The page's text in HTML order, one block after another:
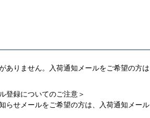
ありません。入荷通知メールをご希望の方
登録についてのご注意＞
らせメールをご希望の方は、入荷通知メール